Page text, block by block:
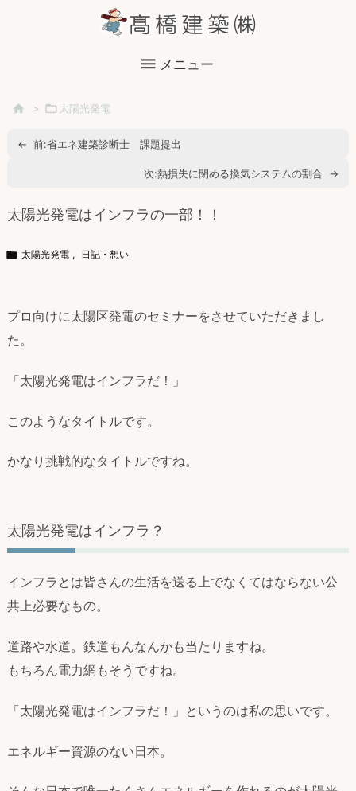
メニュー
 > 太陽光発電
← 前:省エネ建築診断士 課題提出
次:熱損失に閉める換気システムの割合 →
太陽光発電はインフラの一部！！
 太陽光発電 , 日記・想い
プロ向けに太陽区発電のセミナーをさせていただきまし
た。
「太陽光発電はインフラだ！」
このようなタイトルです。
かなり挑戦的なタイトルですね。
太陽光発電はインフラ？
インフラとは皆さんの生活を送る上でなくてはならない公
共上必要なもの。
道路や水道。鉄道もんなんかも当たりますね。
もちろん電力網もそうですね。
「太陽光発電はインフラだ！」というのは私の思いです。
エネルギー資源のない日本。